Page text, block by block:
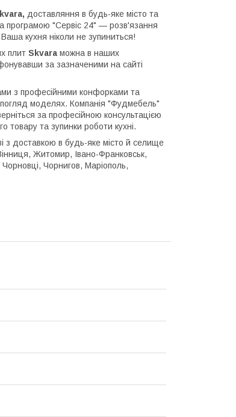
доставляння в будь-яке місто та
програмою "Сервіс 24" — розв'язання
кухня ніколи не зупиниться!
плит Skvara можна в наших
за зазначеними на сайті
з професійними конфорками та
моделях. Компанія "Фудмебель"
за професійною консультацією
товару та зупинки роботи кухні.
з доставкою в будь-яке місто й селище
Житомир, Івано-Франковськ,
Чорнигов, Маріополь,